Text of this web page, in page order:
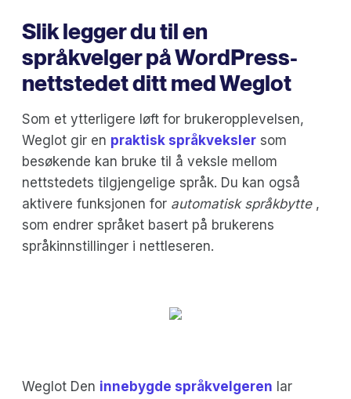
Slik legger du til en
språkvelger på WordPress-
nettstedet ditt med Weglot
Som et ytterligere løft for brukeropplevelsen,
Weglot gir en praktisk språkveksler som
besøkende kan bruke til å veksle mellom
nettstedets tilgjengelige språk. Du kan også
aktivere funksjonen for automatisk språkbytte,
som endrer språket basert på brukerens
språkinnstillinger i nettleseren.
Weglot Den innebygde språkvelgeren lar